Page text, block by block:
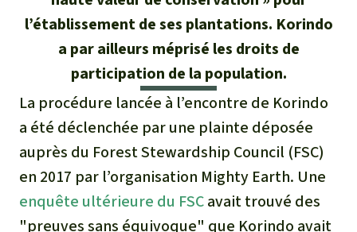
Les aires protégées
La forêt tropicale
Le bois tropical
Les biocarburants
L’aluminium
Questions fréquentes
Rapports annuels
Mentions légales
Médias
English
Español
Italiano
Português
Indonesia
Protection des forêts tropicales
Soutien aux activistes
Afrique
Amérique latine
l’établissement de ses plantations. Korindo
a par ailleurs méprisé les droits de
participation de la population.
La procédure lancée à l’encontre de Korindo
a été déclenchée par une plainte déposée
auprès du Forest Stewardship Council (FSC)
en 2017 par l’organisation Mighty Earth. Une
enquête ultérieure du FSCavait trouvé des
"preuves sans équivoque" que Korindo avait